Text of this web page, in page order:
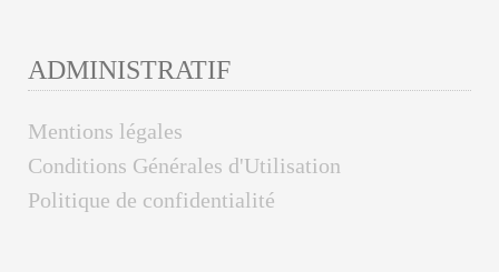
ADMINISTRATIF
Mentions légales
Conditions Générales d'Utilisation
Politique de confidentialité